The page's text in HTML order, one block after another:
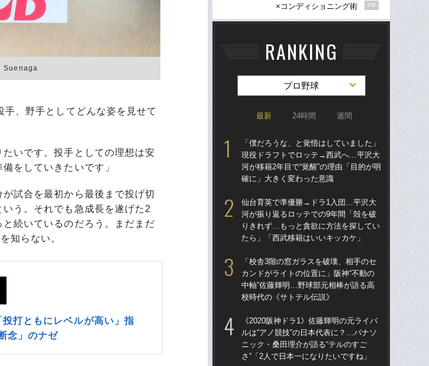
Suenaga
、野手としてどんな姿を見せて
いです。投手としての理想は安
をしていきたいです」
試合を最初から最後まで投げ切
う。それでも急成長を遂げた2
続いているのだろう。まだまだ
知らない。
打ともにレベルが高い」指
念」のナゼ
×コンディショニング術
PR
RANKING
プロ野球
最新 24時間 週間
「僕だろうな、と覚悟はしていました」
現役ドラフトでロッテ→西武へ…平沢大
河が移籍2年目で“覚醒”の理由「目的が明
確に」大きく変わった意識
仙台育英で準優勝→ドラ1入団…平沢大
河が振り返るロッテでの9年間「殻を破
りきれず…もっと貪欲に方法を探してい
たら」「西武移籍はいいキッカケ」
「校舎3階の窓ガラスを破壊、相手のセ
カンドがライトの位置に」阪神“不動の
中軸”佐藤輝明…野球部元相棒が語る高
校時代の《サトテル伝説》
《2020阪神ドラ1》佐藤輝明の元ライバ
ルは“アノ競技”の日本代表に？…パナソ
ニック・桑田理介が語る“テルのすご
さ”「2人で日本一になりたいですね」